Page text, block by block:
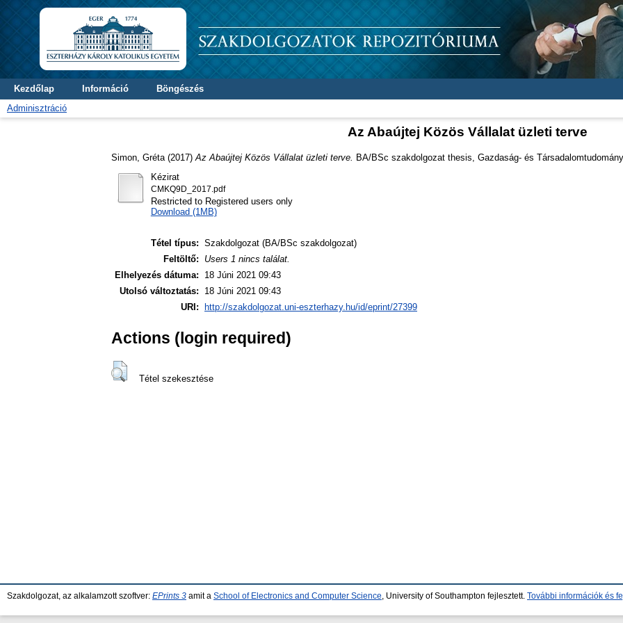
Kezdőlap Információ
Böngészés
Adminisztráció
Az Abaújtej Közös Vállalat üzleti terve
Simon, Gréta (2017) Az Abaújtej Közös Vállalat üzleti terve.
BA/BSc szakdolgozat thesis, Gazdaság- és
Kézirat
CMKQ9D_2017.pdf
Restricted to Registered users only
Download (1MB)
Tétel típus: Szakdolgozat (BA/BSc szakdolgozat)
Feltöltő:
Users 1 nincs találat.
Elhelyezés dátuma:
18 Júni 2021 09:43
Utolsó változtatás:
18 Júni 2021 09:43
URI:
http://szakdolgozat.uni-eszterhazy.hu/id/eprint/27399
Actions (login required)
Tétel szekesztése
Szakdolgozat, az alkalamzott szoftver: EPrints 3 amit a School of Electronics and Computer Science , University of Southampton fejlesztett. További információk és